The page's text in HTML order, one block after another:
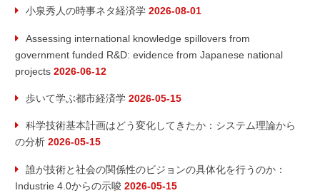
小泉秀人の時事ネタ経済学 2026-08-01
Assessing international knowledge spillovers from
government funded R&D: evidence from Japanese national
projects 2026-06-12
歩いて学ぶ都市経済学 2026-05-15
科学技術基本計画はどう変化してきたか：システム理論から
の分析 2026-05-15
誰が技術と社会の関係性のビジョンの具体化を行うのか：
Industrie 4.0からの示唆 2026-05-15